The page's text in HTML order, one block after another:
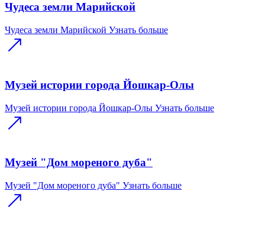
Чудеса земли Марийской
Чудеса земли Марийской Узнать больше
Музей истории города Йошкар-Олы
Музей истории города Йошкар-Олы Узнать больше
Музей "Дом мореного дуба"
Музей "Дом мореного дуба" Узнать больше